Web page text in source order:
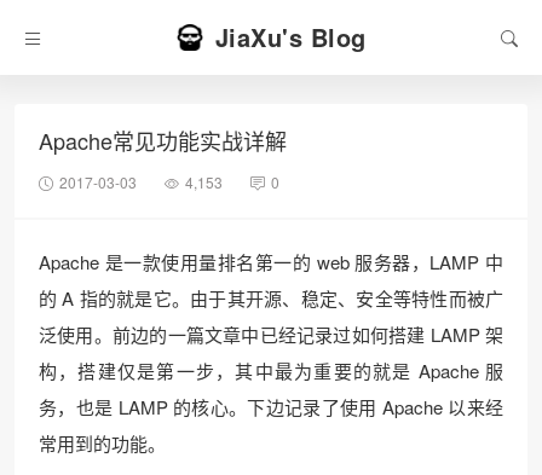
JiaXu's Blog
Apache常见功能实战详解
2017-03-03 4,153 0
Apache 是一款使用量排名第一的 web 服务器，LAMP 中
的 A 指的就是它。由于其开源、稳定、安全等特性而被广
泛使用。前边的一篇文章中已经记录过如何搭建 LAMP 架
构，搭建仅是第一步，其中最为重要的就是 Apache 服
务，也是 LAMP 的核心。下边记录了使用 Apache 以来经
常用到的功能。